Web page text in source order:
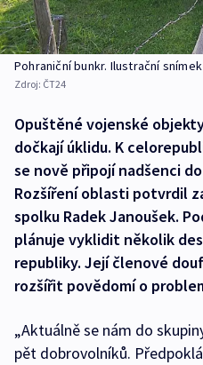
Pohraniční bunkr. Ilustrační snímek
Zdroj: ČT24
Opuštěné vojenské
dočkají úklidu. K
se nově připojí nadšenci
Rozšíření oblasti potvrdil
spolku Radek Janoušek.
plánuje vyklidit několik
republiky. Její členové
rozšířit povědomí o
„Aktuálně se nám do
pět dobrovolníků.